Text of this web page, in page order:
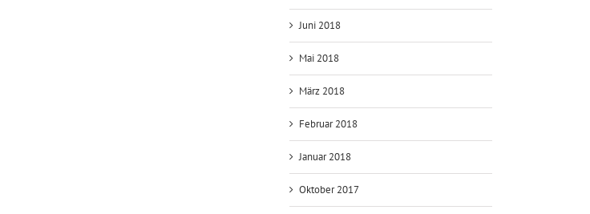
Juni 2018
Mai 2018
März 2018
Februar 2018
Januar 2018
Oktober 2017